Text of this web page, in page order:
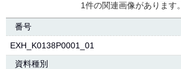
1件の関連画像があります。
番号
EXH_K0138P0001_01
資料種別